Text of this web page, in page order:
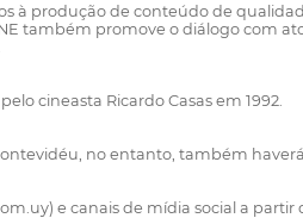
à produção de conteúdo de
também promove o diálogo com
cineasta Ricardo Casas em 1992.
no entanto, também
e canais de mídia social a partir